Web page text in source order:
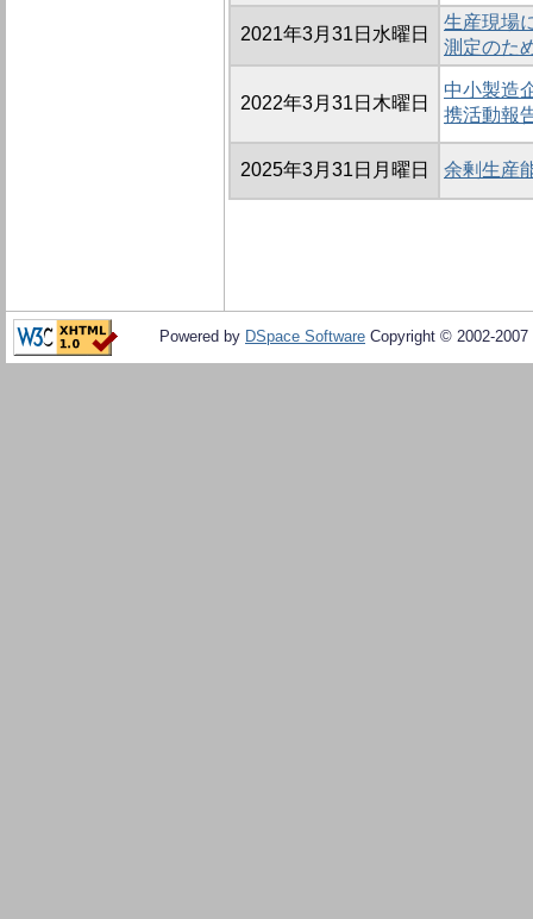
2021年3月31日水曜日
生産現場
測定のた
2022年3月31日木曜日
中小製造
携活動報
2025年3月31日月曜日 余剰生産
Powered by DSpace Software Copyright © 2002-2007